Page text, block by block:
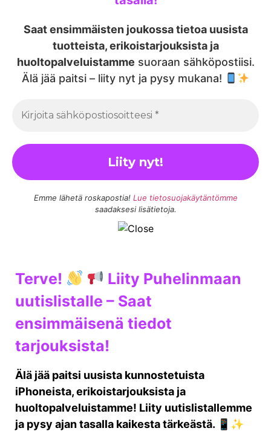
Saat ensimmäisten joukossa tietoa uusista
tuotteista, erikoistarjouksista ja
huoltopalveluistamme suoraan sähköpostiisi.
Älä jää paitsi – liity nyt ja pysy mukana!
Emme lähetä roskapostia! Lue tietosuojakäytäntömme
saadaksesi lisätietoja.
Terve!
Liity Puhelinmaan
uutislistalle – Saat
ensimmäisenä tiedot
tarjouksista!
Älä jää paitsi uusista kunnostetuista
iPhoneista, erikoistarjouksista ja
huoltopalveluistamme! Liity uutislistallemme
ja pysy ajan tasalla kaikesta tärkeästä. 📱✨